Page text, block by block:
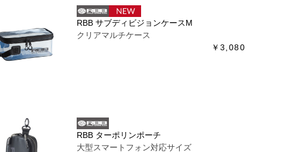
RBB サブディビジョンケースM
クリアマルチケース
￥3,080
RBB ターポリンポーチ
大型スマートフォン対応サイズ